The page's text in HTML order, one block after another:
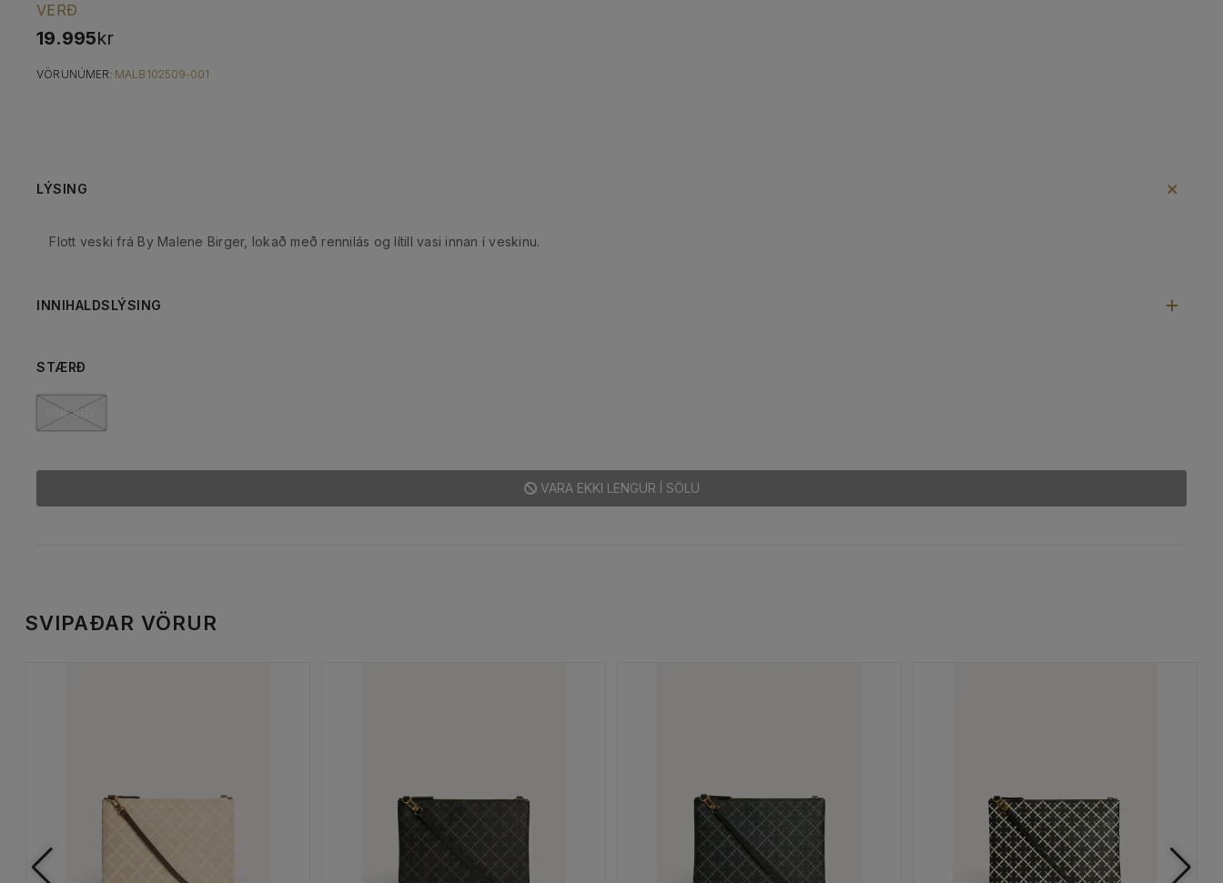
VERÐ
19.995kr
VÖRUNÚMER: MALB102509-001
LÝSING
Flott veski frá By Malene Birger, lokað með rennilás og lítill vasi innan í veskinu.
INNIHALDSLÝSING
STÆRÐ
ONE SIZE
VARA EKKI LENGUR Í SÖLU
SVIPAÐAR VÖRUR